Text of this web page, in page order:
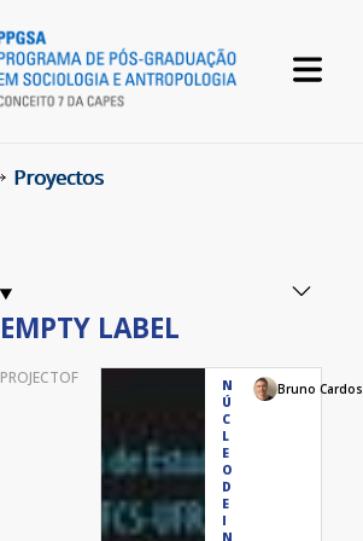
Proyectos
EMPTY LABEL
PROJECTOF
N
Ú
C
L
E
O
D
E
I
N
Bruno